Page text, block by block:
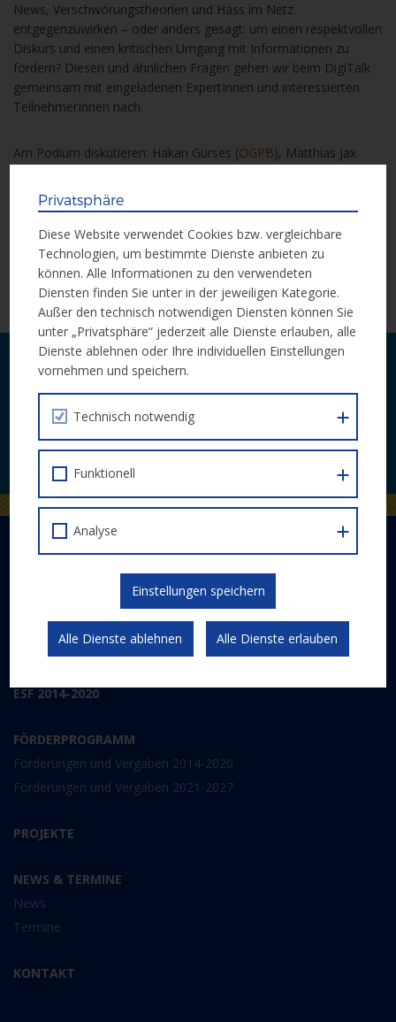
News, Verschwörungstheorien und Hass im Netz
entgegenzuwirken – oder anders gesagt: um einen respektvollen
Diskurs und einen kritischen Umgang mit Informationen zu
fördern? Diesen und ähnlichen Fragen gehen wir beim DigiTalk
gemeinsam mit eingeladenen ExpertInnen und interessierten
TeilnehmerInnen nach.
Am Podium diskutieren: Hakan Gürses (ÖGPB), Matthias Jax
Wien/freiberufliche Trainerin
Moderation erfolgt durch Birgit Aschemann (CONEDU), die
Online-Veranstaltung ist für alle Interessierten kostenlos
zugänglich.
Weitere Infos zu Programm und Anmeldung
Laufende Neuigkeiten zu Calls und
Veranstaltungen bequem per E-Mail.
JETZT ABONNIEREN
DER EUROPÄISCHE SOZIALFONDS PLUS
Gesetzlicher Rahmen
Kommunikation und Publizität
ESF 2014-2020
FÖRDERPROGRAMM
Förderungen und Vergaben 2014-2020
Förderungen und Vergaben 2021-2027
PROJEKTE
NEWS & TERMINE
News
Termine
KONTAKT
Privatsphäre
Diese Website verwendet Cookies bzw. vergleichbare
Technologien, um bestimmte Dienste anbieten zu
können. Alle Informationen zu den verwendeten
Diensten finden Sie unter in der jeweiligen Kategorie.
Außer den technisch notwendigen Diensten können Sie
unter „Privatsphäre“ jederzeit alle Dienste erlauben, alle
Dienste ablehnen oder Ihre individuellen Einstellungen
vornehmen und speichern.
Technisch notwendig
Funktionell
Analyse
Einstellungen speichern
Alle Dienste ablehnen Alle Dienste erlauben